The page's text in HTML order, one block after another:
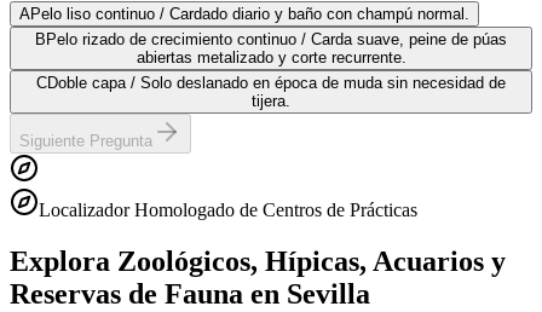
APelo liso continuo / Cardado diario y baño con champú normal.
B Pelo rizado de crecimiento continuo / Carda suave, peine de púas
abiertas metalizado y corte recurrente.
CDoble capa / Solo deslanado en época de muda sin necesidad de
tijera.
Siguiente Pregunta
Localizador Homologado de Centros de Prácticas
Explora Zoológicos, Hípicas, Acuarios y
Reservas de Fauna en Sevilla